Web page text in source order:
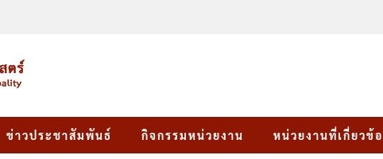
ข่าวประชาสัมพันธ์ กิจกรรมหน่วยงาน หน่วยงานที่เกี่ยวข้อ